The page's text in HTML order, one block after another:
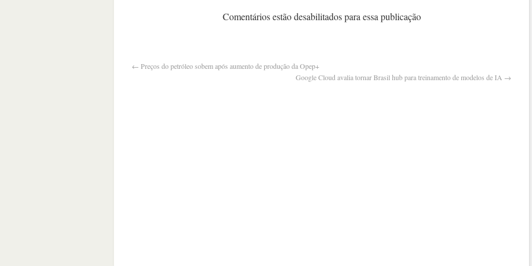
Comentários estão desabilitados para essa publicação
← Preços do petróleo sobem após aumento de produção da Opep+
Google Cloud avalia tornar Brasil hub para treinamento de modelos de IA →